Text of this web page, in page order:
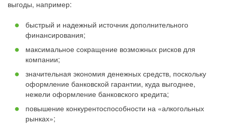
выгоды, например:
быстрый и надежный источник дополнительного
финансирования;
максимальное сокращение возможных рисков для
компании;
значительная экономия денежных средств, поскольку
оформление банковской гарантии, куда выгоднее,
нежели оформление банковского кредита;
повышение конкурентоспособности на «алкогольных
рынках»;